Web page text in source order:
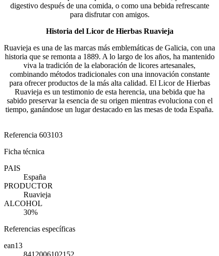
digestivo después de una comida, o como una bebida refrescante
para disfrutar con amigos.
Historia del Licor de Hierbas Ruavieja
Ruavieja es una de las marcas más emblemáticas de Galicia, con una
historia que se remonta a 1889. A lo largo de los años, ha mantenido
viva la tradición de la elaboración de licores artesanales,
combinando métodos tradicionales con una innovación constante
para ofrecer productos de la más alta calidad. El Licor de Hierbas
Ruavieja es un testimonio de esta herencia, una bebida que ha
sabido preservar la esencia de su origen mientras evoluciona con el
tiempo, ganándose un lugar destacado en las mesas de toda España.
Referencia 603103
Ficha técnica
PAIS
España
PRODUCTOR
Ruavieja
ALCOHOL
30%
Referencias específicas
ean13